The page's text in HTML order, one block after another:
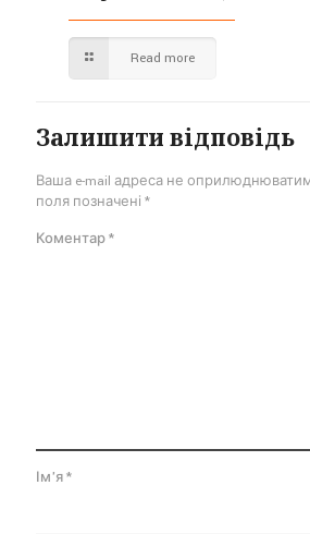
Read more
Залишити відповідь
Ваша e-mail адреса не
поля позначені *
Коментар*
Ім'я*